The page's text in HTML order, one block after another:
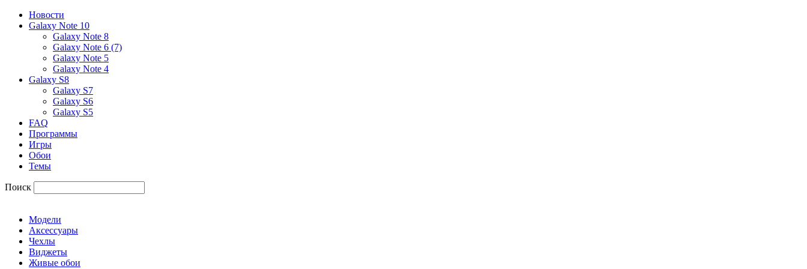
Новости
Galaxy Note 10
Galaxy Note 8
Galaxy Note 6 (7)
Galaxy Note 5
Galaxy Note 4
Galaxy S8
Galaxy S7
Galaxy S6
Galaxy S5
FAQ
Программы
Игры
Обои
Темы
Поиск
Модели
Аксессуары
Чехлы
Виджеты
Живые обои